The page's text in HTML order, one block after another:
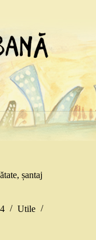
șantaj
Utile